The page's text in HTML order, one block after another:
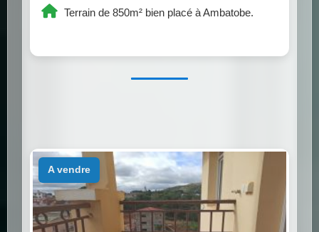
Terrain de 850m² bien placé à Ambatobe.
a vendre